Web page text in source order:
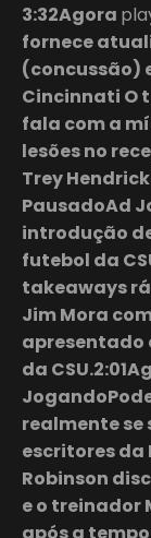
3:32Agora
fornece
(concussão)
Cincinnati O
fala com a
lesões no
Trey
PausadoAd
introdução
futebol da
takeaways
Jim Mora
apresentado
da
realmente se
escritores da
Robinson
e o treinador